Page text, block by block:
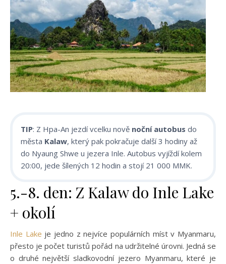
TIP: Z Hpa-An jezdí vcelku nově noční autobus do
města Kalaw, který pak pokračuje další 3 hodiny až
do Nyaung Shwe u jezera Inle. Autobus vyjíždí kolem
20:00, jede šílených 12 hodin a stojí 21 000 MMK.
5.-8. den: Z Kalaw do Inle Lake
+ okolí
Inle Lake je jedno z nejvíce populárních míst v Myanmaru,
přesto je počet turistů pořád na udržitelné úrovni. Jedná se
o druhé největší sladkovodní jezero Myanmaru, které je